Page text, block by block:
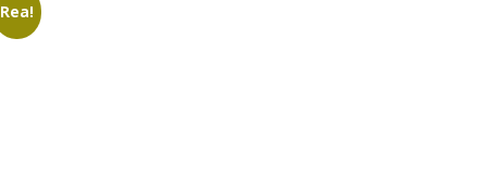
Rea!